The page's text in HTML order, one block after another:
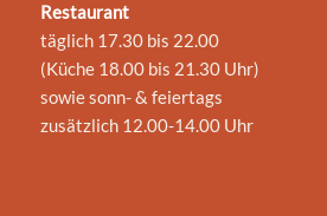
Restaurant
täglich 17.30 bis 22.00
(Küche 18.00 bis 21.30 Uhr)
sowie sonn- & feiertags
zusätzlich 12.00-14.00 Uhr